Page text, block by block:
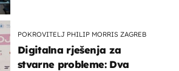
POKROVITELJ PHILIP MORRIS ZAGREB
Digitalna rješenja za
stvarne probleme: Dva